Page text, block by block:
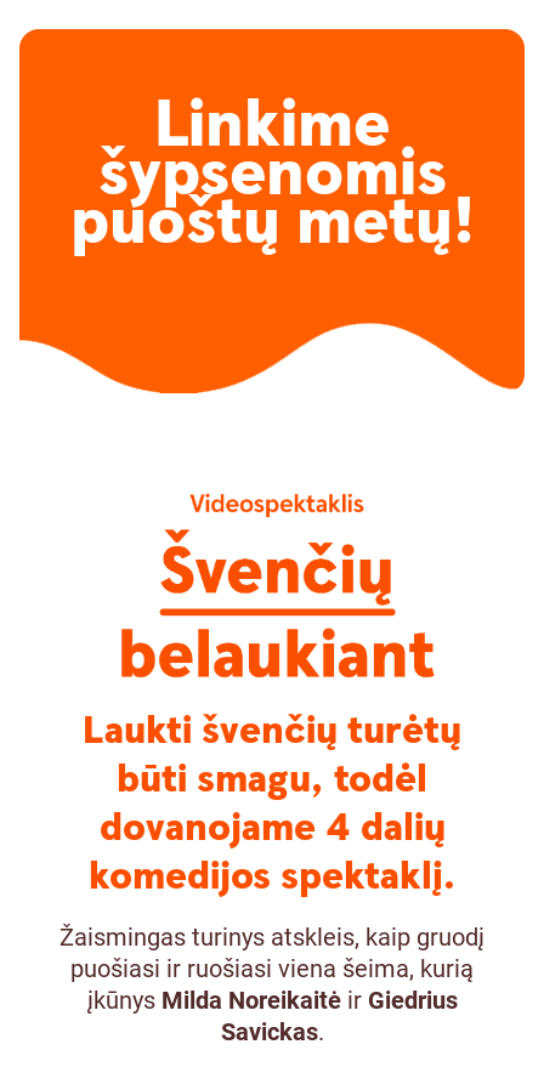
Linkime
šypsenomis
puoštų metų!
Laukti švenčių turėtų
būti smagu, todėl
dovanojame 4 dalių
komedijos spektaklį.
Žaismingas turinys atskleis, kaip gruodį
puošiasi ir ruošiasi viena šeima, kurią
įkūnys Milda Noreikaitėir Giedrius
Savickas.